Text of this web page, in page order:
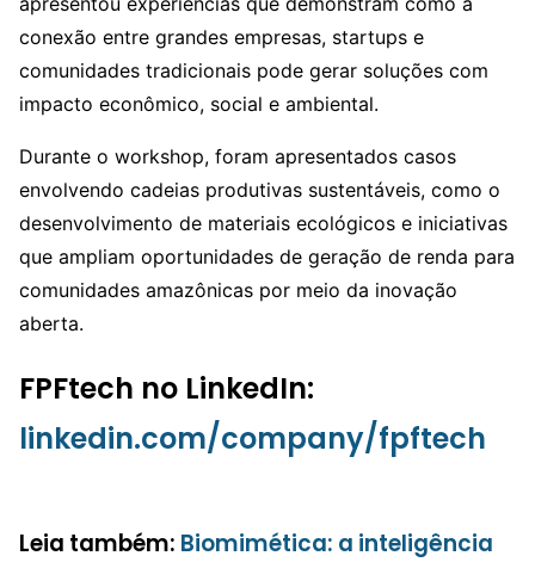
conexão entre grandes empresas, startups e
comunidades tradicionais pode gerar soluções com
impacto econômico, social e ambiental.
Durante o workshop, foram apresentados casos
envolvendo cadeias produtivas sustentáveis, como o
desenvolvimento de materiais ecológicos e iniciativas
que ampliam oportunidades de geração de renda para
comunidades amazônicas por meio da inovação
aberta.
FPFtech no LinkedIn:
linkedin.com/company/fpftech
Leia também: Biomimética: a inteligência